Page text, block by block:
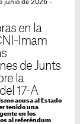
junio de 2026 -
en la
Imam
de Junts
la
17-A
acusa al Estado
tenido una
en los
al referéndum